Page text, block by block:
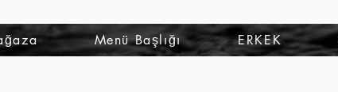
Menü Başlığı ERKEK